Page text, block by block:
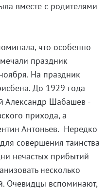
вместе с родителями
что особенно
праздник
На праздник
До 1929 года
Александр Шабашев -
прихода, а
Антоньев. Нередко
совершения таинства
нечастых прибытий
несколько
Очевидцы вспоминают,